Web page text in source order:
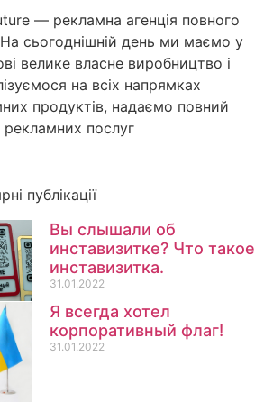
— рекламна агенція повного
сьогоднішній день ми маємо у
велике власне виробництво і
на всіх напрямках
продуктів, надаємо повний
рекламних послуг
публікації
Вы слышали об
инставизитке? Что такое
инставизитка.
31.01.2022
Я всегда хотел
корпоративный флаг!
31.01.2022